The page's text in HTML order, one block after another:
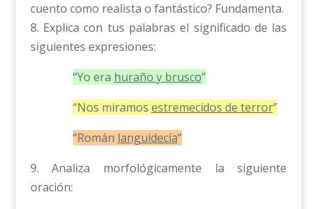
cuento como realista o fantástico? Fundamenta.
8. Explica con tus palabras el significado de las
siguientes expresiones:
“Yo era huraño y brusco”
“Nos miramos estremecidos de terror”
“Román languidecía”
9. Analiza morfológicamente la siguiente
oración: